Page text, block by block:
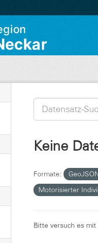
Keine
Formate:
Motorisierter
Bitte versuch es